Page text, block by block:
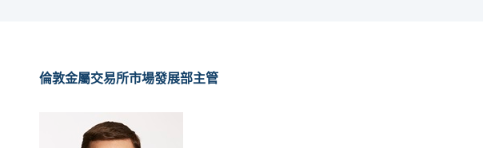
倫敦金屬交易所市場發展部主管